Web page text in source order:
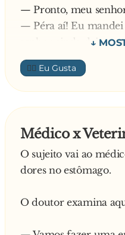
— Pronto, meu
— Péra aí! Eu
senhor ainda deixou
— Se eu cortar o rabo
ficar horrível! -
— Não me interessa!
— Tudo bem! Tudo
implicância com o
— Implicância
minha sogra vai
manifestação de
👍🏼
Médico x
O sujeito vai ao
dores no estômago.
O doutor examina